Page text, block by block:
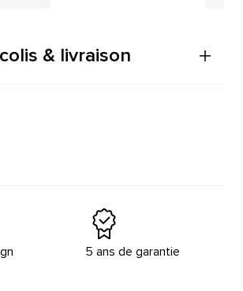
& livraison
5 ans de garantie